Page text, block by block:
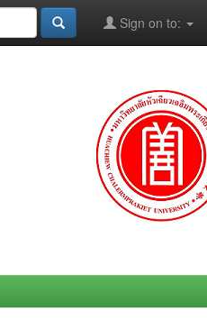
Sign on to: